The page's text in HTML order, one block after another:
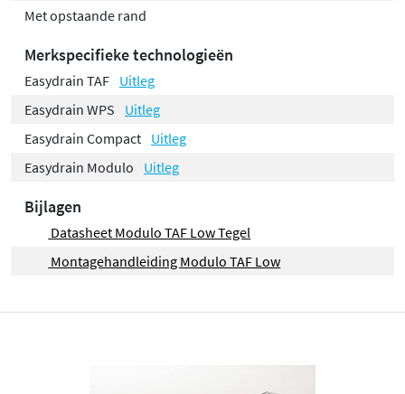
Met opstaande rand
Merkspecifieke technologieën
Easydrain TAF Uitleg
Easydrain WPS
Uitleg
Easydrain Compact Uitleg
Easydrain Modulo
Uitleg
Bijlagen
Datasheet Modulo TAF Low Tegel
Montagehandleiding Modulo TAF Low